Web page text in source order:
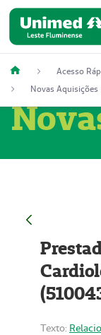
Acesso
Novas Aquisições
Texto: